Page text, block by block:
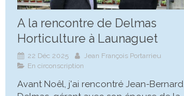
A la rencontre de Delmas
Horticulture à Launaguet
22 Déc 2025
Jean François Portarrieu
En circonscription
Avant Noêl, j'ai rencontré Jean-Bernard